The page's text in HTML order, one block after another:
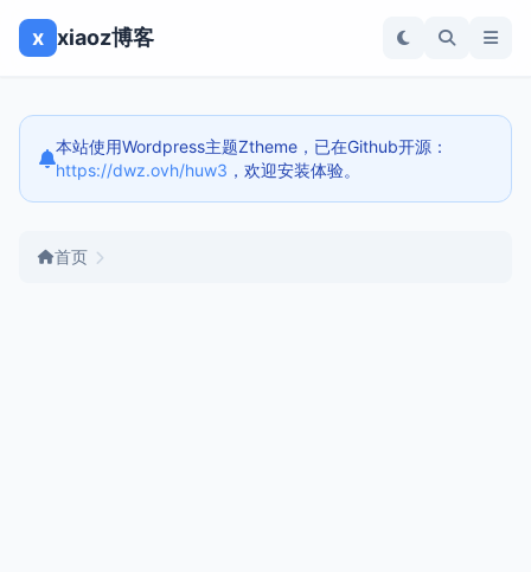
x xiaoz博客
本站使用Wordpress主题Ztheme，已在Github开源：
https://dwz.ovh/huw3 ，欢迎安装体验。
首页